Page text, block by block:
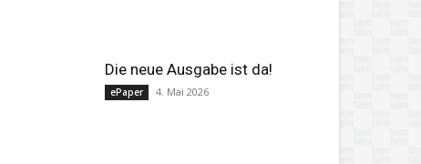
Die neue Ausgabe ist da!
ePaper 4. Mai 2026